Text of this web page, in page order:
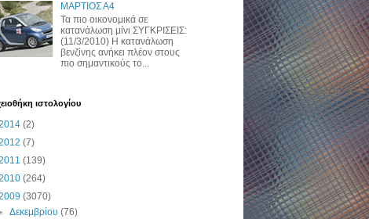
ΜΑΡΤΙΟΣ Α4
Τα πιο οικονομικά σε
κατανάλωση μίνι ΣΥΓΚΡΙΣΕΙΣ:
(11/3/2010) H κατανάλωση
βενζίνης ανήκει πλέον στους
πιο σημαντικούς το...
ιστολογίου
(2)
(7)
(139)
(264)
(3070)
Δεκεμβρίου(76)